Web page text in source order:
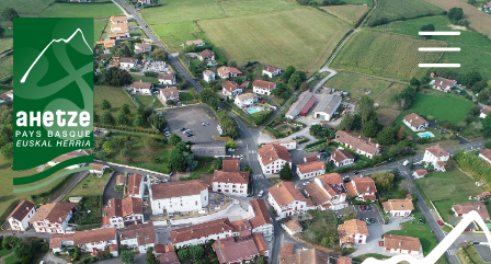
Aller
au
contenu
Ahetze